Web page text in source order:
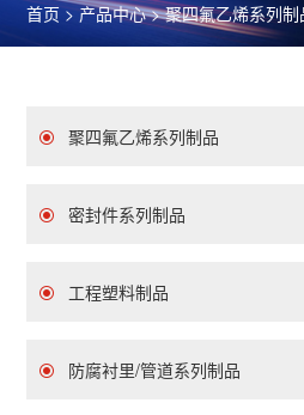
首页 > 产品中心>聚四氟乙烯系列制
聚四氟乙烯系列制品
密封件系列制品
工程塑料制品
防腐衬里/管道系列制品